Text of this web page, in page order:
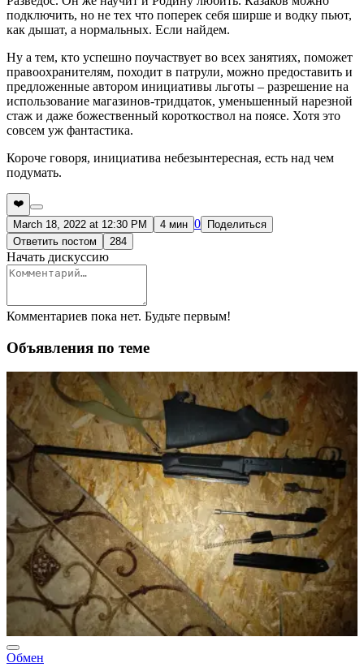
подключить, но не тех что поперек себя ширше и водку пьют,
как дышат, а нормальных. Если найдем.
Ну а тем, кто успешно поучаствует во всех занятиях, поможет
правоохранителям, походит в патрули, можно предоставить и
предложенные автором инициативы льготы – разрешение на
использование магазинов-тридцаток, уменьшенный нарезной
стаж и даже божественный короткоствол на поясе. Хотя это
совсем уж фантастика.
Короче говоря, инициатива небезынтересная, есть над чем
подумать.
❤️
March 18, 2022 at 12:30 PM
4 мин 0
Поделиться
Ответить постом
284
Начать дискуссию
Комментариев пока нет. Будьте первым!
Объявления по теме
Обмен